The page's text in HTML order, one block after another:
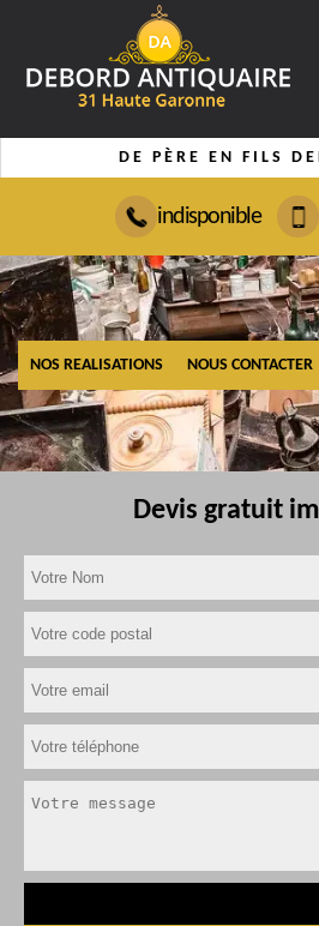
DE PÈRE EN FILS
indisponible
NOS REALISATIONS NOUS CONTACTER
Devis gratuit